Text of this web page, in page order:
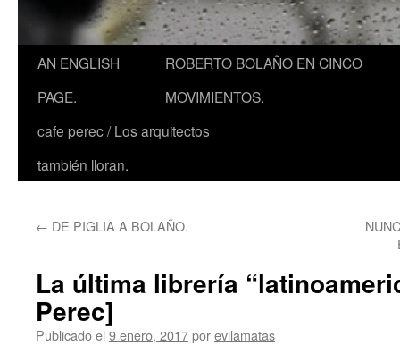
AN ENGLISH
PAGE.
ROBERTO BOLAÑO EN CINCO
MOVIMIENTOS.
cafe perec / Los arquitectos
también lloran.
← DE PIGLIA A BOLAÑO.
La última librería
Perec]
Publicado el 9 enero, 2017porevilamatas